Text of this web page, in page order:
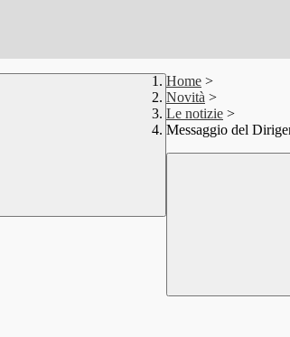
Home >
Novità >
Le notizie >
Messaggio del